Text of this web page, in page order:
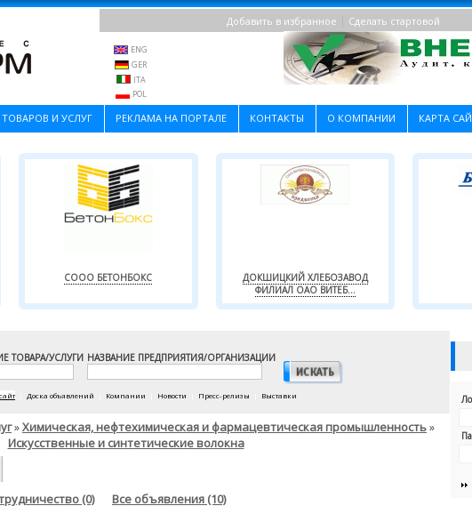
Добавить в избранное Сделать стартовой
ENG
GER
ITA
POL
И УСЛУГ РЕКЛАМА НА ПОРТАЛЕ КОНТАКТЫ О КОМПАНИИ КАРТА
СООО БЕТОНБОКС
ДОКШИЦКИЙ ХЛЕБОЗАВОД
ФИЛИАЛ ОАО ВИТЕБ...
ТОВАРА/УСЛУГИ НАЗВАНИЕ ПРЕДПРИЯТИЯ/ОРГАНИЗАЦИИ
Доска объявлений Компании Новости Пресс-релизы Выставки
»Химическая, нефтехимическая и фармацевтическая промышленность»
Искусственные и синтетические волокна
(0) Все объявления (10)